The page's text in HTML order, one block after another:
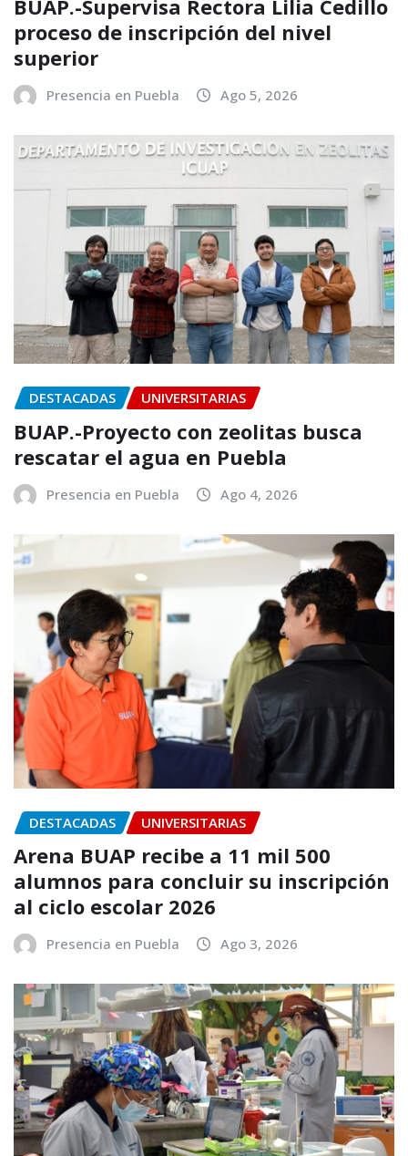
BUAP.-Supervisa Rectora Lilia Cedillo
proceso de inscripción del nivel
superior
Presencia en Puebla Ago 5, 2026
DESTACADAS UNIVERSITARIAS
BUAP.-Proyecto con zeolitas busca
rescatar el agua en Puebla
Presencia en Puebla Ago 4, 2026
DESTACADAS UNIVERSITARIAS
Arena BUAP recibe a 11 mil 500
alumnos para concluir su inscripción
al ciclo escolar 2026
Presencia en Puebla Ago 3, 2026